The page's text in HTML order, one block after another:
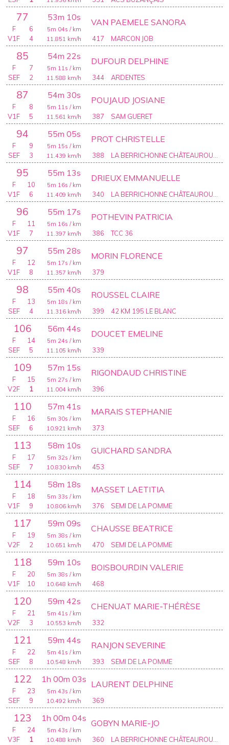
77 53m 10s
417
VAN PAEMELE SANORA
5m 04s / km
11.851 km/h
F
6
V1F
4 MARCON JOB
85 54m 22s
344
DUFOUR DELPHINE
5m 11s / km
11.588 km/h
F
7
SEF
2 ARDENTES
87 54m 30s
387
POUJAUD JOSIANE
5m 11s / km
11.561 km/h
F
8
V1F
5 SAM GUERET
94 55m 05s
388
PROT CHRISTELLE
5m 15s / km
11.439 km/h
F
9
SEF
3
95 55m 13s
340
DRIEUX EMMANUELLE
5m 16s / km
11.409 km/h
F
10
V1F
6
96 55m 17s
386
POTHEVIN PATRICIA
5m 16s / km
11.397 km/h
F
11
V1F
7 TCC 36
97 55m 28s
379
MORIN FLORENCE
5m 17s / km
11.357 km/h
F
12
V1F
8
98 55m 40s
399
ROUSSEL CLAIRE
5m 18s / km
11.316 km/h
F
13
SEF
4 42 KM 195 LE BLANC
106 56m 44s
339
DOUCET EMELINE
5m 24s / km
11.105 km/h
F
14
SEF
5
109 57m 15s
396
RIGONDAUD CHRISTINE
5m 27s / km
11.004 km/h
F
15
V2F
1
110 57m 41s
373
MARAIS STEPHANIE
5m 30s / km
10.921 km/h
F
16
SEF
6
113 58m 10s
453
GUICHARD SANDRA
5m 32s / km
10.830 km/h
F
17
SEF
7
114 58m 18s
376
MASSET LAETITIA
5m 33s / km
10.806 km/h
F
18
V1F
9 SEMI DE LA POMME
117 59m 09s
470
CHAUSSE BEATRICE
5m 38s / km
10.651 km/h
F
19
V2F
2 SEMI DE LA POMME
118 59m 10s
468
BOISBOURDIN VALERIE
5m 38s / km
10.648 km/h
F
20
V1F
10
120 59m 42s
332
CHENUAT MARIE-THÉRÈSE
5m 41s / km
10.553 km/h
F
21
V2F
3
121 59m 44s
393
RANJON SEVERINE
5m 41s / km
10.548 km/h
F
22
SEF
8 SEMI DE LA POMME
122 1h 00m 03s
369
LAURENT DELPHINE
5m 43s / km
10.492 km/h
F
23
SEF
9
123 1h 00m 04s
360
GOBYN MARIE-JO
5m 43s / km
10.488 km/h
F
24
V3F
1